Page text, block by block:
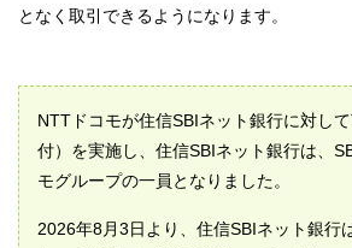
となく取引できるようになります。
NTTドコモが住信SBIネット銀行に対し
付）を実施し、住信SBIネット銀行は、
モグループの一員となりました。
2026年8月3日より、住信SBIネット銀行